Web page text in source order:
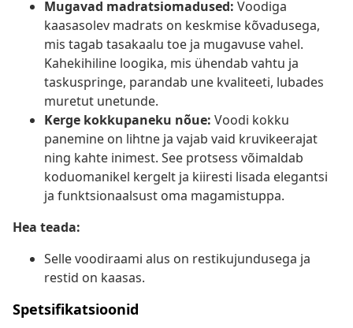
Mugavad madratsiomadused: Voodiga
kaasasolev madrats on keskmise kõvadusega,
mis tagab tasakaalu toe ja mugavuse vahel.
Kahekihiline loogika, mis ühendab vahtu ja
taskuspringe, parandab une kvaliteeti, lubades
muretut unetunde.
Kerge kokkupaneku nõue: Voodi kokku
panemine on lihtne ja vajab vaid kruvikeerajat
ning kahte inimest. See protsess võimaldab
koduomanikel kergelt ja kiiresti lisada elegantsi
ja funktsionaalsust oma magamistuppa.
Hea teada:
Selle voodiraami alus on restikujundusega ja
restid on kaasas.
Spetsifikatsioonid